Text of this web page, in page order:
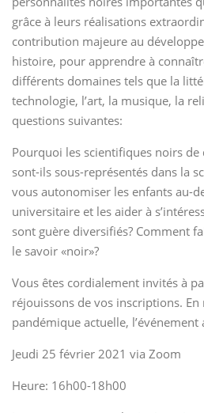
grâce à leurs réalisations
contribution majeure au
histoire, pour apprendre à
différents domaines tels que la
technologie, l’art, la musique, la
questions suivantes:
Pourquoi les scientifiques noirs
sont-ils sous-représentés dans la
vous autonomiser les enfants au-
universitaire et les aider à
sont guère diversifiés? Comment
le savoir «noir»?
Vous êtes cordialement invités à
réjouissons de vos inscriptions.
pandémique actuelle, l’événement
Jeudi 25 février 2021 via Zoom
Heure: 16h00-18h00